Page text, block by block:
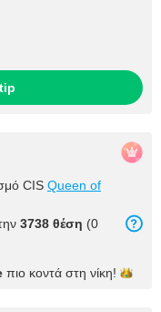
CIS Queen of
3738 θέση (0
πιο κοντά στη νίκη!